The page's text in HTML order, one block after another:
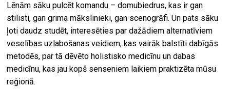
Lēnām sāku pulcēt komandu – domubiedrus, kas ir gan
stilisti, gan grima mākslinieki, gan scenogrāfi. Un pats sāku
ļoti daudz studēt, interesēties par dažādiem alternatīviem
veselības uzlabošanas veidiem, kas vairāk balstīti dabīgās
metodēs, par tā dēvēto holistisko medicīnu un dabas
medicīnu, kas jau kopš senseniem laikiem praktizēta mūsu
reģionā.